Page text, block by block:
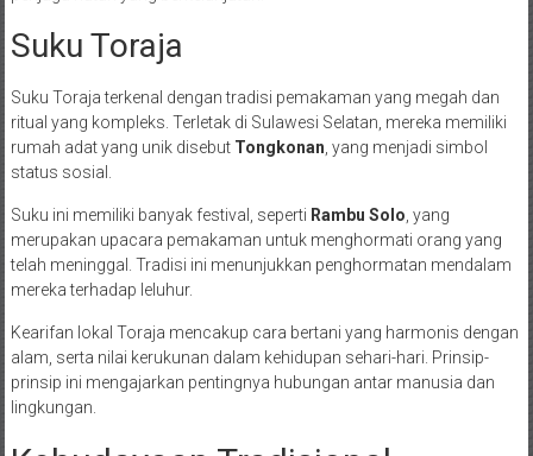
Suku Toraja
Suku Toraja terkenal dengan tradisi pemakaman yang megah dan
ritual yang kompleks. Terletak di Sulawesi Selatan, mereka memiliki
rumah adat yang unik disebut Tongkonan, yang menjadi simbol
status sosial.
Suku ini memiliki banyak festival, seperti Rambu Solo, yang
merupakan upacara pemakaman untuk menghormati orang yang
telah meninggal. Tradisi ini menunjukkan penghormatan mendalam
mereka terhadap leluhur.
Kearifan lokal Toraja mencakup cara bertani yang harmonis dengan
alam, serta nilai kerukunan dalam kehidupan sehari-hari. Prinsip-
prinsip ini mengajarkan pentingnya hubungan antar manusia dan
lingkungan.